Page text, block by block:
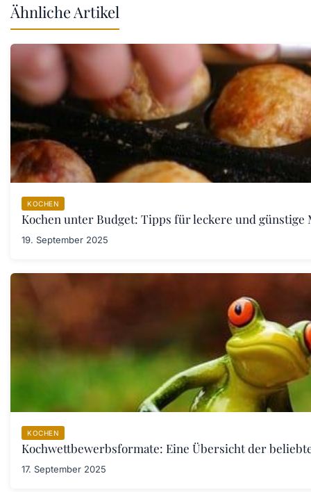
Ähnliche Artikel
KOCHEN
Kochen unter Budget: Tipps für leckere und günstige
19. September 2025
KOCHEN
Kochwettbewerbsformate: Eine Übersicht der
17. September 2025